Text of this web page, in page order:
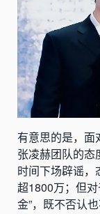
有意思的是，面
张凌赫团队的
时间下场辟谣
超1800万；但
金”，既不否认